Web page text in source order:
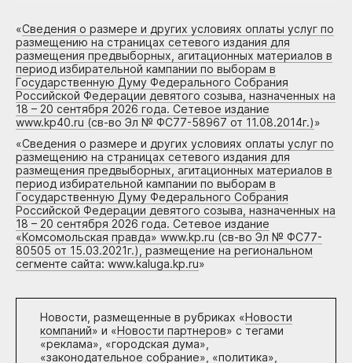
«Сведения о размере и других условиях оплаты услуг по
размещению на страницах сетевого издания для
размещения предвыборных, агитационных материалов в
период избирательной кампании по выборам в
Государственную Думу Федерального Собрания
Российской Федерации девятого созыва, назначенных на
18 – 20 сентября 2026 года. Сетевое издание
www.kp40.ru (св-во Эл № ФС77-58967 от 11.08.2014г.)»
«Сведения о размере и других условиях оплаты услуг по
размещению на страницах сетевого издания для
размещения предвыборных, агитационных материалов в
период избирательной кампании по выборам в
Государственную Думу Федерального Собрания
Российской Федерации девятого созыва, назначенных на
18 – 20 сентября 2026 года. Сетевое издание
«Комсомольская правда» www.kp.ru (св-во Эл № ФС77-
80505 от 15.03.2021г.), размещение на региональном
сегменте сайта: www.kaluga.kp.ru»
Новости, размещенные в рубриках «Новости
компаний» и «Новости партнеров» с тегами
«реклама», «городская дума»,
«законодательное собрание», «политика»,